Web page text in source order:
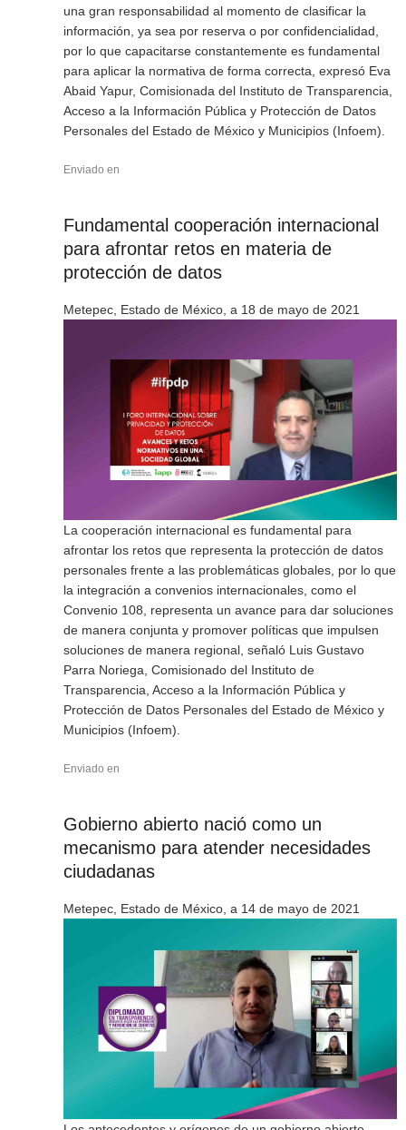
una gran responsabilidad al momento de clasificar la
información, ya sea por reserva o por confidencialidad,
por lo que capacitarse constantemente es fundamental
para aplicar la normativa de forma correcta, expresó Eva
Abaid Yapur, Comisionada del Instituto de Transparencia,
Acceso a la Información Pública y Protección de Datos
Personales del Estado de México y Municipios (Infoem).
Enviado en
Fundamental cooperación internacional
para afrontar retos en materia de
protección de datos
Metepec, Estado de México, a 18 de mayo de 2021
La cooperación internacional es fundamental para
afrontar los retos que representa la protección de datos
personales frente a las problemáticas globales, por lo que
la integración a convenios internacionales, como el
Convenio 108, representa un avance para dar soluciones
de manera conjunta y promover políticas que impulsen
soluciones de manera regional, señaló Luis Gustavo
Parra Noriega, Comisionado del Instituto de
Transparencia, Acceso a la Información Pública y
Protección de Datos Personales del Estado de México y
Municipios (Infoem).
Enviado en
Gobierno abierto nació como un
mecanismo para atender necesidades
ciudadanas
Metepec, Estado de México, a 14 de mayo de 2021